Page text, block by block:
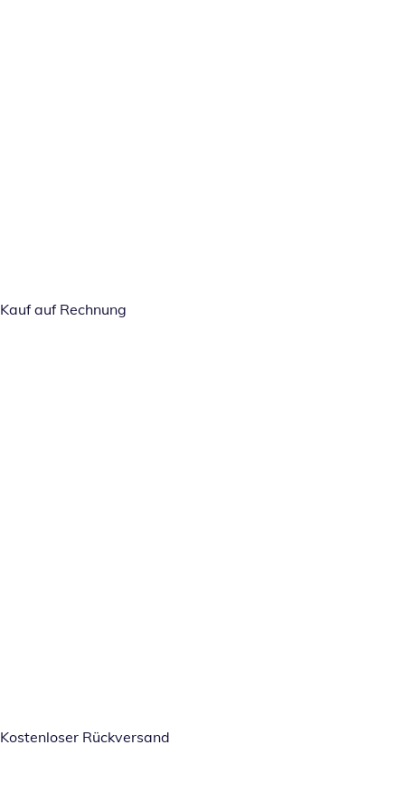
Kauf auf Rechnung
Kostenloser Rückversand